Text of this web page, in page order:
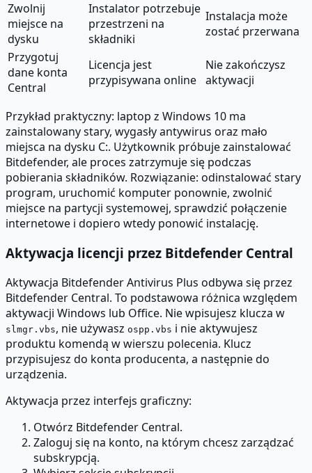
Zwolnij
miejsce na
dysku
Instalator potrzebuje
przestrzeni na
składniki
Instalacja może
zostać przerwana
Przygotuj
dane konta
Central
Licencja jest
przypisywana online
Nie zakończysz
aktywacji
Przykład praktyczny: laptop z Windows 10 ma
zainstalowany stary, wygasły antywirus oraz mało
miejsca na dysku C:. Użytkownik próbuje zainstalować
Bitdefender, ale proces zatrzymuje się podczas
pobierania składników. Rozwiązanie: odinstalować stary
program, uruchomić komputer ponownie, zwolnić
miejsce na partycji systemowej, sprawdzić połączenie
internetowe i dopiero wtedy ponowić instalację.
Aktywacja licencji przez Bitdefender Central
Aktywacja Bitdefender Antivirus Plus odbywa się przez
Bitdefender Central. To podstawowa różnica względem
aktywacji Windows lub Office. Nie wpisujesz klucza w
slmgr.vbs, nie używasz ospp.vbs i nie aktywujesz
produktu komendą w wierszu polecenia. Klucz
przypisujesz do konta producenta, a następnie do
urządzenia.
Aktywacja przez interfejs graficzny:
Otwórz Bitdefender Central.
Zaloguj się na konto, na którym chcesz zarządzać
subskrypcją.